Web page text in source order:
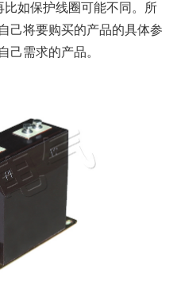
如保护线圈可能不同。所
己将要购买的产品的具体参
己需求的产品。